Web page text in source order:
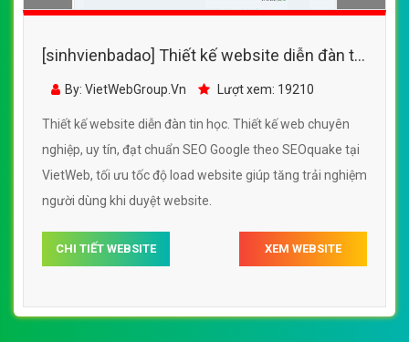
[sinhvienbadao] Thiết kế website diễn đàn tin
học đẹp, chuyên nghiệp chuẩn SEO
By: VietWebGroup.Vn Lượt xem: 19210
Thiết kế website diễn đàn tin học. Thiết kế web chuyên
nghiệp, uy tín, đạt chuẩn SEO Google theo SEOquake tại
VietWeb, tối ưu tốc độ load website giúp tăng trải nghiệm
người dùng khi duyệt website.
CHI TIẾT WEBSITE XEM WEBSITE